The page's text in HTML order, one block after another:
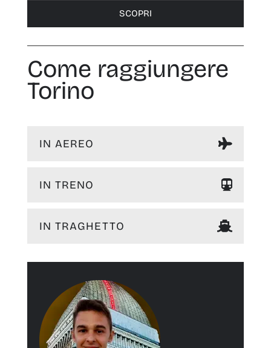
SCOPRI
Come raggiungere
Torino
IN AEREO
IN TRENO
IN TRAGHETTO